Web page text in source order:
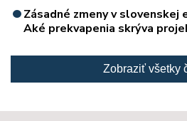
Zásadné zmeny v
Aké prekvapenia skrýva
Zobraziť všetky